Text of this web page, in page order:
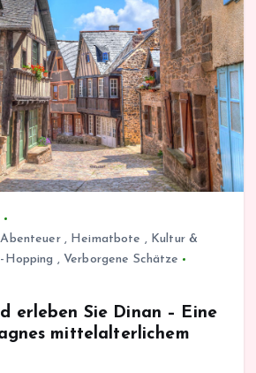
, Heimatbote , Kultur &
Hopping , Verborgene Schätze
erleben Sie Dinan – Eine
mittelalterlichem